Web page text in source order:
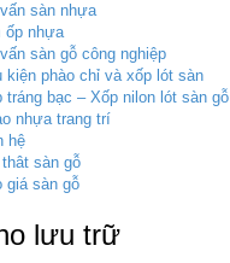
sàn nhựa
ốp nhựa
sàn gỗ công nghiệp
kiện phào chỉ và xốp lót sàn
tráng bạc – Xốp nilon lót sàn gỗ
nhựa trang trí
hệ
thât sàn gỗ
giá sàn gỗ
lưu trữ